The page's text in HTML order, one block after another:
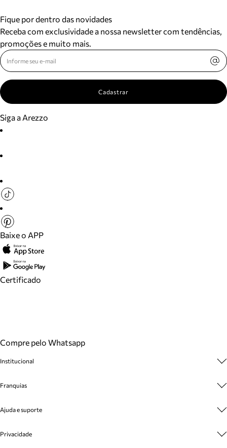
Fique por dentro das novidades
Receba com exclusividade a nossa newsletter com tendências,
promoções e muito mais.
Cadastrar
Siga a Arezzo
Baixe o APP
Certificado
Compre pelo Whatsapp
Institucional
Cashback
Venda Corporativa
Mapa do Site
Franquias
Plano de Negócio
Ajuda e suporte
Cadastro
Privacidade